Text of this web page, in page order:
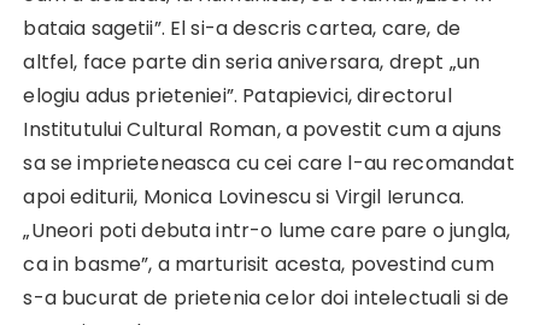
bataia sagetii”. El si-a descris cartea, care, de
altfel, face parte din seria aniversara, drept „un
elogiu adus prieteniei”. Patapievici, directorul
Institutului Cultural Roman, a povestit cum a ajuns
sa se imprieteneasca cu cei care l-au recomandat
apoi editurii, Monica Lovinescu si Virgil Ierunca.
„Uneori poti debuta intr-o lume care pare o jungla,
ca in basme”, a marturisit acesta, povestind cum
s-a bucurat de prietenia celor doi intelectuali si de